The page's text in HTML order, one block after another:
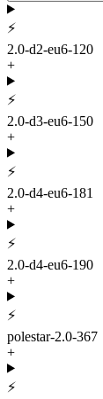
⚡
2.0-d2-eu6-120
+
⚡
2.0-d3-eu6-150
+
⚡
2.0-d4-eu6-181
+
⚡
2.0-d4-eu6-190
+
⚡
polestar-2.0-367
+
⚡